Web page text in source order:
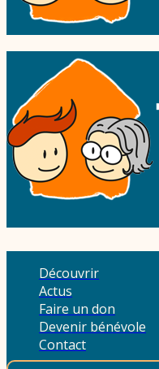
Découvrir
Actus
Faire un don
Devenir bénévole
Contact